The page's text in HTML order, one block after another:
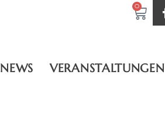
0
NEWS VERANSTALTUNGEN